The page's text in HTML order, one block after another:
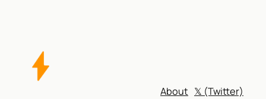
About 𝕏 (Twitter)